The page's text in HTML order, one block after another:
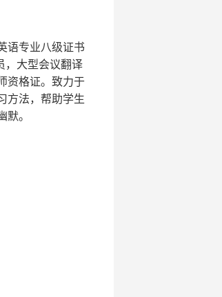
语专业八级证书
，大型会议翻译
资格证。致力于
方法，帮助学生
。